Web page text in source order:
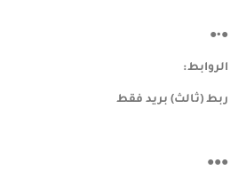
●•●
الروابط:
ربط (ثالث) بريد فقط
●●●